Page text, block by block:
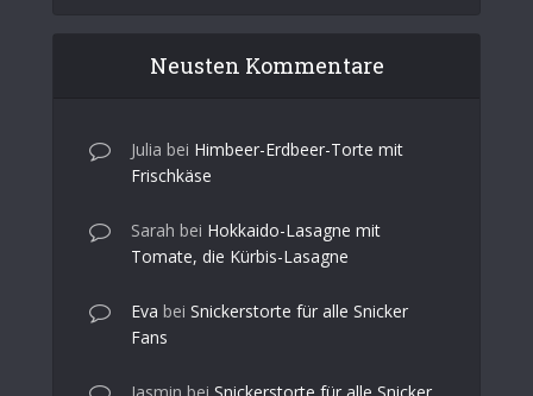
Neusten Kommentare
Julia bei Himbeer-Erdbeer-Torte mit
Frischkäse
Sarah bei Hokkaido-Lasagne mit
Tomate, die Kürbis-Lasagne
Eva bei Snickerstorte für alle Snicker
Fans